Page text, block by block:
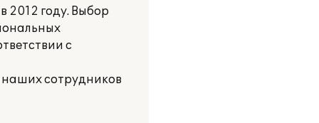
2012 году. Выбор
с
сотрудников